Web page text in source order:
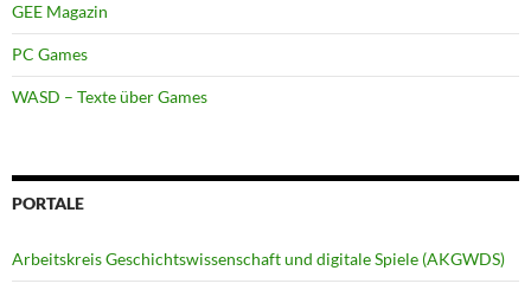
GEE Magazin
PC Games
WASD – Texte über Games
PORTALE
Arbeitskreis Geschichtswissenschaft und digitale Spiele (AKGWDS)